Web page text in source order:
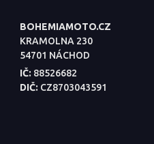
BOHEMIAMOTO.CZ
KRAMOLNA 230
54701 NÁCHOD
IČ: 88526682
DIČ: CZ8703043591